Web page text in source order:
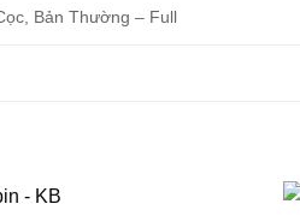
Bản Thường – Full